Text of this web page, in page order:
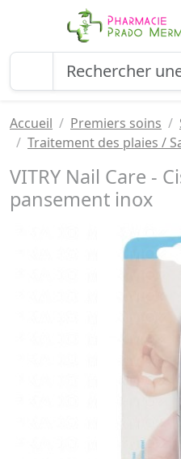
Accueil Premiers soins
Traitement des plaies /
VITRY Nail Care -
pansement inox